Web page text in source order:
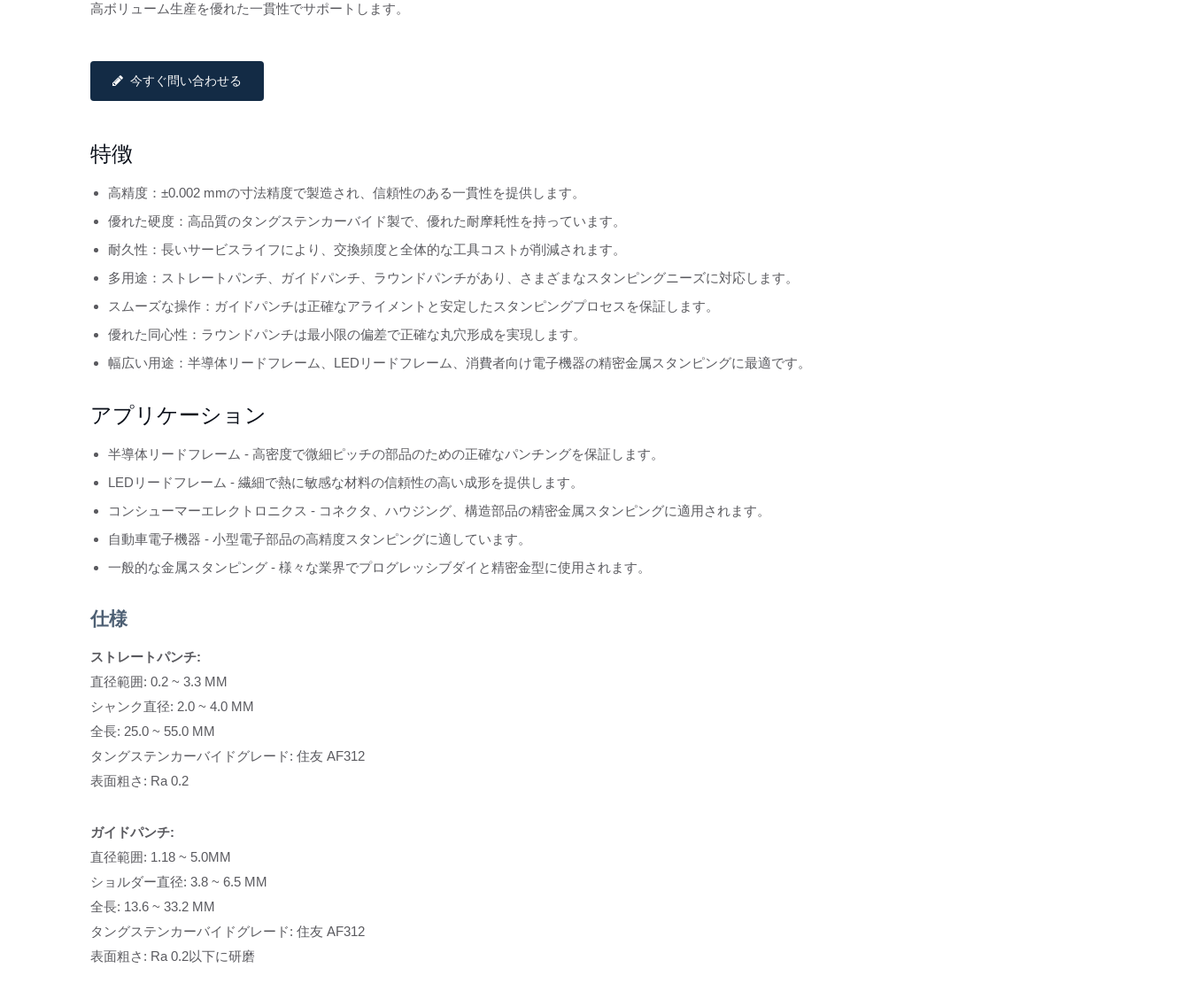
高ボリューム生産を優れた一貫性でサポートします。
今すぐ問い合わせる
特徴
高精度：±0.002 mmの寸法精度で製造され、信頼性のある一貫性を提供します。
優れた硬度：高品質のタングステンカーバイド製で、優れた耐摩耗性を持っています。
耐久性：長いサービスライフにより、交換頻度と全体的な工具コストが削減されます。
多用途：ストレートパンチ、ガイドパンチ、ラウンドパンチがあり、さまざまなスタンピングニーズに対応します。
スムーズな操作：ガイドパンチは正確なアライメントと安定したスタンピングプロセスを保証します。
優れた同心性：ラウンドパンチは最小限の偏差で正確な丸穴形成を実現します。
幅広い用途：半導体リードフレーム、LEDリードフレーム、消費者向け電子機器の精密金属スタンピングに最適です。
アプリケーション
半導体リードフレーム - 高密度で微細ピッチの部品のための正確なパンチングを保証します。
LEDリードフレーム - 繊細で熱に敏感な材料の信頼性の高い成形を提供します。
コンシューマーエレクトロニクス - コネクタ、ハウジング、構造部品の精密金属スタンピングに適用されます。
自動車電子機器 - 小型電子部品の高精度スタンピングに適しています。
一般的な金属スタンピング - 様々な業界でプログレッシブダイと精密金型に使用されます。
仕様
ストレートパンチ:
直径範囲: 0.2 ~ 3.3 MM
シャンク直径: 2.0 ~ 4.0 MM
全長: 25.0 ~ 55.0 MM
タングステンカーバイドグレード: 住友 AF312
表面粗さ: Ra 0.2
ガイドパンチ:
直径範囲: 1.18 ~ 5.0MM
ショルダー直径: 3.8 ~ 6.5 MM
全長: 13.6 ~ 33.2 MM
タングステンカーバイドグレード: 住友 AF312
表面粗さ: Ra 0.2以下に研磨